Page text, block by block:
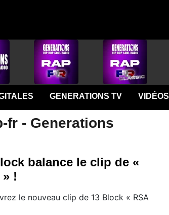
GENERATIONS TV VIDÉOS
fr - Generations
balance le clip de «
» !
le nouveau clip de 13 Block « RSA